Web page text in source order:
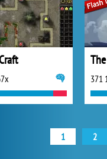
371
1 2